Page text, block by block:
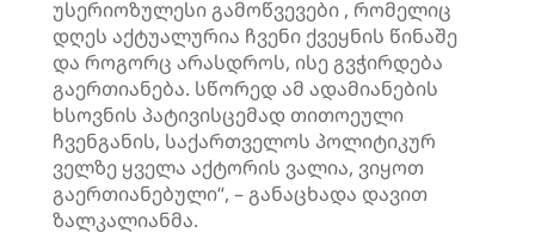
უსერიოზულესი გამოწვევები , რომელიც
დღეს აქტუალურია ჩვენი ქვეყნის წინაშე
და როგორც არასდროს, ისე გვჭირდება
გაერთიანება. სწორედ ამ ადამიანების
ხსოვნის პატივისცემად თითოეული
ჩვენგანის, საქართველოს პოლიტიკურ
ველზე ყველა აქტორის ვალია, ვიყოთ
გაერთიანებული“, – განაცხადა დავით
ზალკალიანმა.